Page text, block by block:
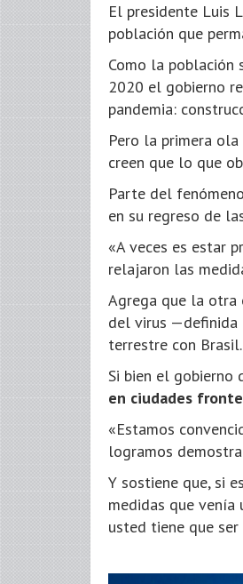
El presidente Luis
población que
Como la
2020 el gobierno
pandemia:
Pero la primera
creen que lo que
Parte del
en su regreso de
«A veces es estar
relajaron las
Agrega que la otra
del virus —definida
terrestre con Brasil.
Si bien el gobierno
en ciudades
«Estamos
logramos
Y sostiene que, si
medidas que
usted tiene que